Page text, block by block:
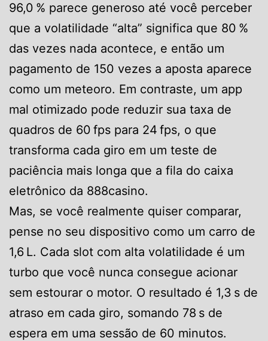
96,0 % parece generoso até você perceber
que a volatilidade “alta” significa que 80 %
das vezes nada acontece, e então um
pagamento de 150 vezes a aposta aparece
como um meteoro. Em contraste, um app
mal otimizado pode reduzir sua taxa de
quadros de 60 fps para 24 fps, o que
transforma cada giro em um teste de
paciência mais longa que a fila do caixa
eletrônico da 888casino.
Mas, se você realmente quiser comparar,
pense no seu dispositivo como um carro de
1,6 L. Cada slot com alta volatilidade é um
turbo que você nunca consegue acionar
sem estourar o motor. O resultado é 1,3 s de
atraso em cada giro, somando 78 s de
espera em uma sessão de 60 minutos.